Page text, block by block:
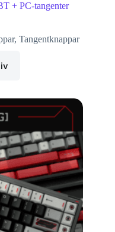
+ PC-tangenter
, Tangentknappar